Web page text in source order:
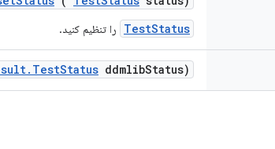
TestStatus
را تنظیم کنید.
. TestStatus ddmlibStatus)